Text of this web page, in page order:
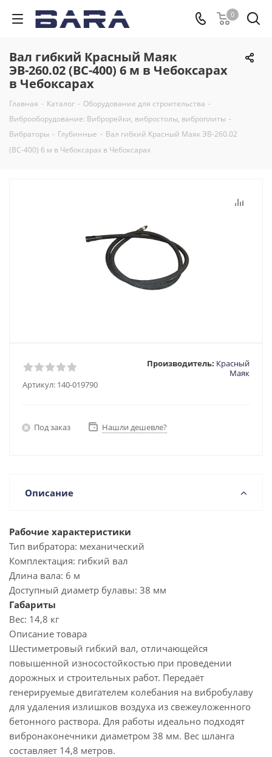
0
Вал гибкий Красный Маяк
ЭВ-260.02 (ВС-400) 6 м в Чебоксарах
в Чебоксарах
Главная - Каталог - Оборудование для строительства -
Виброоборудование: Виброрейки, вибростолы, виброплиты -
Вибраторы - Глубинные - Вал гибкий Красный Маяк ЭВ-260.02
(ВС-400) 6 м в Чебоксарах в Чебоксарах
Артикул: 140-019790
Производитель: Красный
Маяк
Под заказ Нашли дешевле?
Описание
Рабочие характеристики
Тип вибратора: механический
Комплектация: гибкий вал
Длина вала: 6 м
Доступный диаметр булавы: 38 мм
Габариты
Вес: 14,8 кг
Описание товара
Шестиметровый гибкий вал, отличающейся
повышенной износостойкостью при проведении
дорожных и строительных работ. Передаёт
генерируемые двигателем колебания на вибробулаву
для удаления излишков воздуха из свежеуложенного
бетонного раствора. Для работы идеально подходят
вибронаконечники диаметром 38 мм. Вес шланга
составляет 14,8 метров.